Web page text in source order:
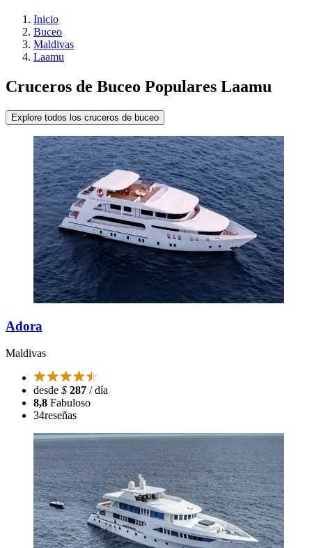
Inicio
Buceo
Maldivas
Laamu
Cruceros de Buceo Populares Laamu
Explore todos los cruceros de buceo
Adora
Maldivas
desde $ 287 / día
8,8 Fabuloso
34reseñas